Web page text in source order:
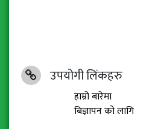
उपयोगी लिंकहरु
हाम्रो बारेमा
बिज्ञापन को लागि